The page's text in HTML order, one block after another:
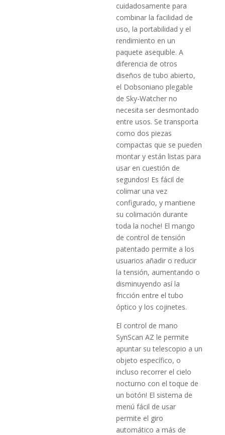
cuidadosamente para
combinar la facilidad de
uso, la portabilidad y el
rendimiento en un
paquete asequible. A
diferencia de otros
diseños de tubo abierto,
el Dobsoniano plegable
de Sky-Watcher no
necesita ser desmontado
entre usos. Se transporta
como dos piezas
compactas que se pueden
montar y están listas para
usar en cuestión de
segundos! Es fácil de
colimar una vez
configurado, y mantiene
su colimación durante
toda la noche! El mango
de control de tensión
patentado permite a los
usuarios añadir o reducir
la tensión, aumentando o
disminuyendo así la
fricción entre el tubo
óptico y los cojinetes.
El control de mano
SynScan AZ le permite
apuntar su telescopio a un
objeto específico, o
incluso recorrer el cielo
nocturno con el toque de
un botón! El sistema de
menú fácil de usar
permite el giro
automático a más de